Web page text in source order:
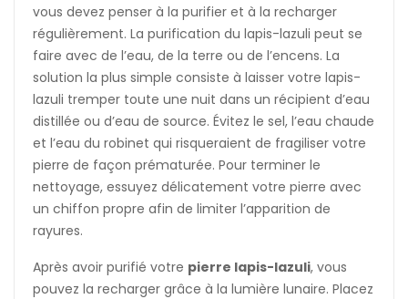
vous devez penser à la purifier et à la recharger
régulièrement. La purification du lapis-lazuli peut se
faire avec de l’eau, de la terre ou de l’encens. La
solution la plus simple consiste à laisser votre lapis-
lazuli tremper toute une nuit dans un récipient d’eau
distillée ou d’eau de source. Évitez le sel, l’eau chaude
et l’eau du robinet qui risqueraient de fragiliser votre
pierre de façon prématurée. Pour terminer le
nettoyage, essuyez délicatement votre pierre avec
un chiffon propre afin de limiter l’apparition de
rayures.
Après avoir purifié votre pierre lapis-lazuli, vous
pouvez la recharger grâce à la lumière lunaire. Placez